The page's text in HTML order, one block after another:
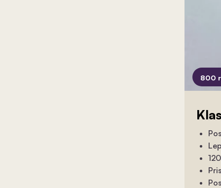
800